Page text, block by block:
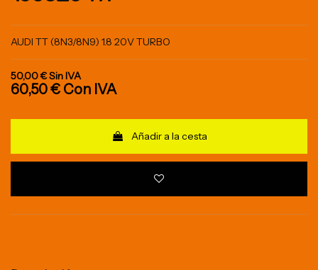
AUDI TT (8N3/8N9) 1.8 20V TURBO
50,00 €Sin IVA
60,50 € Con IVA
Añadir a la cesta